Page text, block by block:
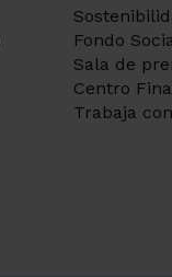
Fondo
Sala de
Centro
Trabaja